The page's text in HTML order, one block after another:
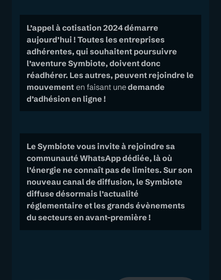
L’appel à cotisation 2024 démarre
aujourd’hui ! Toutes les entreprises
adhérentes, qui souhaitent poursuivre
l’aventure Symbiote, doivent donc
réadhérer. Les autres, peuvent rejoindre le
mouvementen faisant unedemande
d’adhésion en ligne !
Le Symbiote vous invite à rejoindre sa
communauté WhatsApp dédiée, là où
l’énergie ne connaît pas de limites. Sur son
nouveau canal de diffusion, le Symbiote
diffuse désormais l’actualité
réglementaire et les grands évènements
du secteurs en avant-première !